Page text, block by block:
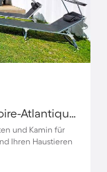
Piriac-sur-Mer, Département Loire-Atlantique, Frankreich
und Kamin für
Ihren Haustieren